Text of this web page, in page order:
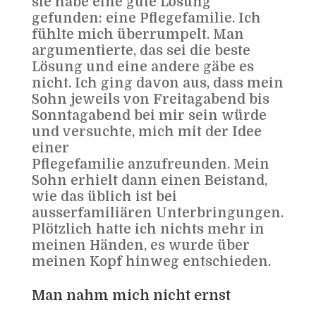
gefunden: eine Pflegefamilie. Ich
fühlte mich überrumpelt. Man
argumentierte, das sei die beste
Lösung und eine andere gäbe es
nicht. Ich ging davon aus, dass mein
Sohn jeweils von Freitagabend bis
Sonntagabend bei mir sein würde
und versuchte, mich mit der Idee
einer
Pflegefamilie anzufreunden. Mein
Sohn erhielt dann einen Beistand,
wie das üblich ist bei
ausserfamiliären Unterbringungen.
Plötzlich hatte ich nichts mehr in
meinen Händen, es wurde über
meinen Kopf hinweg entschieden.
Man nahm mich nicht ernst